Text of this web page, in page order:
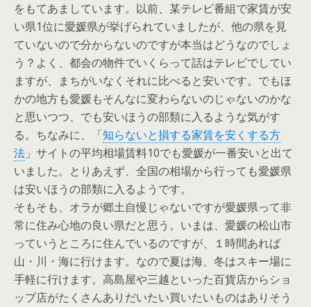
をもてあましています。以前、某テレビ番組で家賃が安
い県1位に愛媛県が挙げられていましたが、他の県を見
ていないので分からないのですが本当はどうなのでしょ
う？よく、都会の物件でいくらって話はテレビでしてい
ますが、まちがいなくそれに比べると安いです。でもほ
かの地方も愛媛もそんなに変わらないのじゃないのかな
と思いつつ、でも安いほうの部類に入るような気がす
る。ちなみに、「知らないと損する家賃を安くする方
法 」サイトの平均相場賃料10でも愛媛が一番安いと出て
いました。とりあえず、全国の相場から行っても愛媛県
は安いほうの部類に入るようです。
そもそも、オラが郷土自慢じゃないですが愛媛県って非
常に住み心地の良い県だと思う。いまは、愛媛の松山市
っていうところに住んでいるのですが、１時間あれば
山・川・海に行けます。なので夏は海、冬はスキー場に
手軽に行けます。高島屋や三越といった百貨店からショ
ップ店がたくさんありだいたい買いたいものはありそう